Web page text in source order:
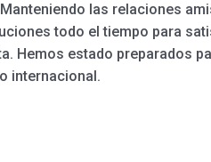
las relaciones
todo el tiempo para
Hemos estado preparados
internacional.